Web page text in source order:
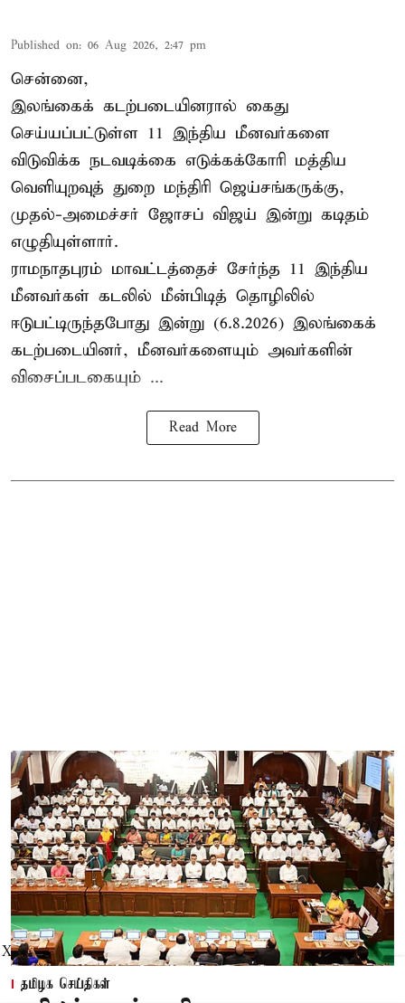
Published on: 06 Aug 2026, 2:47 pm
சென்னை,
இலங்கைக் கடற்படையினரால் கைது
செய்யப்பட்டுள்ள 11 இந்திய மீனவர்களை
விடுவிக்க நடவடிக்கை எடுக்கக்கோரி மத்திய
வெளியுறவுத் துறை மந்திரி ஜெய்சங்கருக்கு,
முதல்-அமைச்சர் ஜோசப் விஜய் இன்று கடிதம்
எழுதியுள்ளார்.
ராமநாதபுரம் மாவட்டத்தைச் சேர்ந்த 11 இந்திய
மீனவர்கள் கடலில் மீன்பிடித் தொழிலில்
ஈடுபட்டிருந்தபோது இன்று (6.8.2026) இலங்கைக்
கடற்படையினர், மீனவர்களையும் அவர்களின்
விசைப்படகையும் ...
Read More
தமிழக செய்திகள்
X